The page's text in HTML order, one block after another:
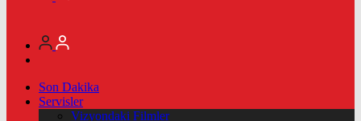
Son Dakika
Servisler
Vizyondaki Filmler